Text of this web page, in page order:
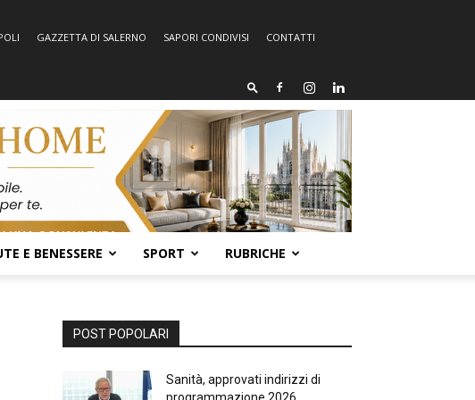
GAZZETTA DI SALERNO SAPORI CONDIVISI
CONTATTI
E BENESSERE SPORT RUBRICHE
POST POPOLARI
Sanità, approvati indirizzi di